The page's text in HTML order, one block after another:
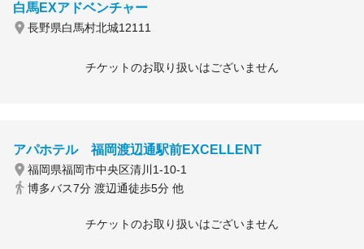
白馬EXアドベンチャー
長野県白馬村北城12111
チケットのお取り扱いはございません
アパホテル 福岡渡辺通駅前EXCELLENT
福岡県福岡市中央区清川1-10-1
博多バス7分 渡辺通徒歩5分 他
チケットのお取り扱いはございません